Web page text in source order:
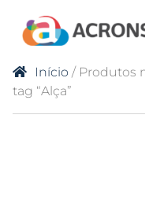
Início / Produtos
tag “Alça”